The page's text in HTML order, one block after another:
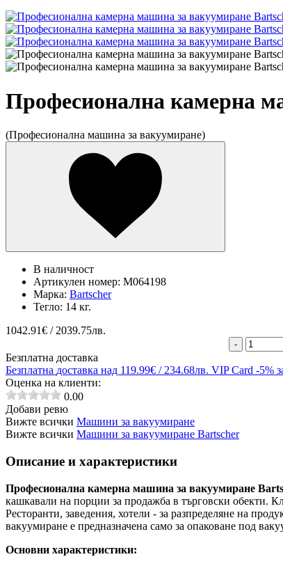
Професионална камерна
(Професионална машина за вакуумиране)
В наличност
Артикулен номер: M064198
Марка: Bartscher
Тегло: 14 кг.
1042.91€ / 2039.75лв.
-
Безплатна доставка
Безплатна доставка над 119.99€ / 234.68лв. VIP Card -5%
Оценка на клиенти:
0.00
Добави ревю
Вижте всички Машини за вакуумиране
Вижте всички Машини за вакуумиране Bartscher
Описание и характеристики
Професионална камерна машина за вакуумиране
кашкавали на порции за продажба в търговски обекти.
Ресторанти, заведения, хотели - за разпределяне на
вакуумиране е предназначена само за опаковане под
Основни характеристики: